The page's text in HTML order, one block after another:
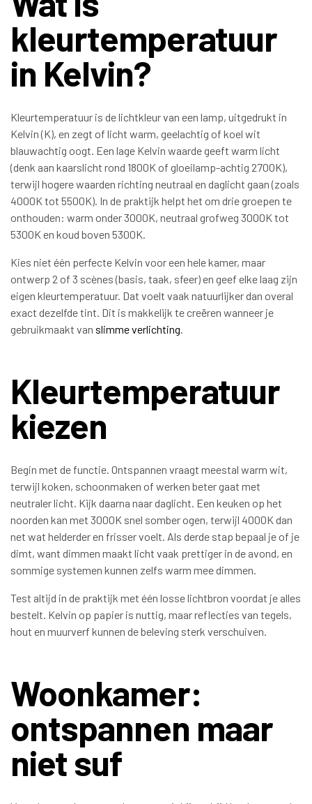
kleurtemperatuur
in Kelvin?
Kleurtemperatuur is de lichtkleur van een lamp, uitgedrukt in
Kelvin (K), en zegt of licht warm, geelachtig of koel wit
blauwachtig oogt. Een lage Kelvin waarde geeft warm licht
(denk aan kaarslicht rond 1800K of gloeilamp-achtig 2700K),
terwijl hogere waarden richting neutraal en daglicht gaan (zoals
4000K tot 5500K). In de praktijk helpt het om drie groepen te
onthouden: warm onder 3000K, neutraal grofweg 3000K tot
5300K en koud boven 5300K.
Kies niet één perfecte Kelvin voor een hele kamer, maar
ontwerp 2 of 3 scènes (basis, taak, sfeer) en geef elke laag zijn
eigen kleurtemperatuur. Dat voelt vaak natuurlijker dan overal
exact dezelfde tint. Dit is makkelijk te creëren wanneer je
gebruikmaakt van slimme verlichting.
Kleurtemperatuur
kiezen
Begin met de functie. Ontspannen vraagt meestal warm wit,
terwijl koken, schoonmaken of werken beter gaat met
neutraler licht. Kijk daarna naar daglicht. Een keuken op het
noorden kan met 3000K snel somber ogen, terwijl 4000K dan
net wat helderder en frisser voelt. Als derde stap bepaal je of je
dimt, want dimmen maakt licht vaak prettiger in de avond, en
sommige systemen kunnen zelfs warm mee dimmen.
Test altijd in de praktijk met één losse lichtbron voordat je alles
bestelt. Kelvin op papier is nuttig, maar reflecties van tegels,
hout en muurverf kunnen de beleving sterk verschuiven.
Woonkamer:
ontspannen maar
niet suf